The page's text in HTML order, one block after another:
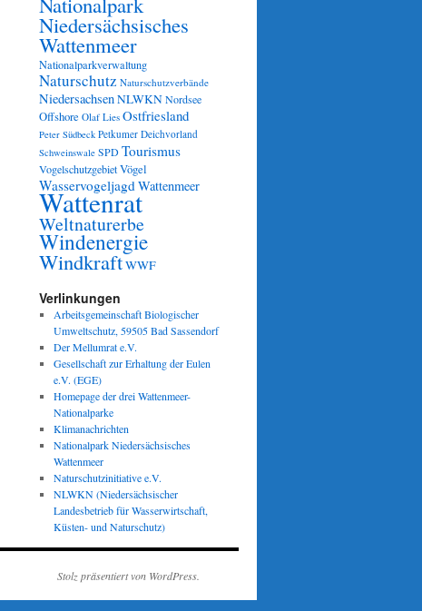
Niedersächsisches
Wattenmeer
Nationalparkverwaltung
Naturschutz Naturschutzverbände
NiedersachsenNLWKNNordsee
Offshore Olaf Lies Ostfriesland
Peter Südbeck Petkumer Deichvorland
Schweinswale SPDTourismus
VogelschutzgebietVögel
WasservogeljagdWattenmeer
Wattenrat
Weltnaturerbe
Windenergie
WindkraftWWF
Verlinkungen
Arbeitsgemeinschaft Biologischer
Umweltschutz, 59505 Bad Sassendorf
Der Mellumrat e.V.
Gesellschaft zur Erhaltung der Eulen
e.V. (EGE)
Homepage der drei Wattenmeer-
Nationalparke
Klimanachrichten
Nationalpark Niedersächsisches
Wattenmeer
Naturschutzinitiative e.V.
NLWKN (Niedersächsischer
Landesbetrieb für Wasserwirtschaft,
Küsten- und Naturschutz)
Stolz präsentiert von WordPress.